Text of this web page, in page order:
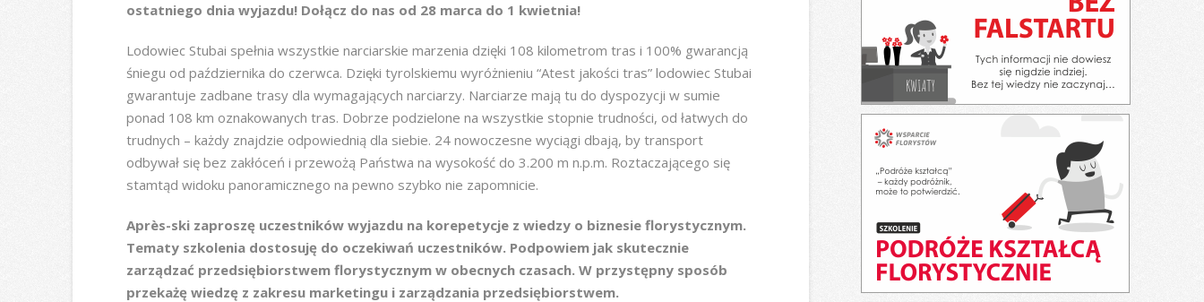
ostatniego dnia wyjazdu! Dołącz do nas od 28 marca do 1 kwietnia!
Lodowiec Stubai spełnia wszystkie narciarskie marzenia dzięki 108 kilometrom tras i 100% gwarancją
śniegu od października do czerwca. Dzięki tyrolskiemu wyróżnieniu “Atest jakości tras” lodowiec Stubai
gwarantuje zadbane trasy dla wymagających narciarzy. Narciarze mają tu do dyspozycji w sumie
ponad 108 km oznakowanych tras. Dobrze podzielone na wszystkie stopnie trudności, od łatwych do
trudnych – każdy znajdzie odpowiednią dla siebie. 24 nowoczesne wyciągi dbają, by transport
odbywał się bez zakłóceń i przewożą Państwa na wysokość do 3.200 m n.p.m. Roztaczającego się
stamtąd widoku panoramicznego na pewno szybko nie zapomnicie.
Après-ski zaproszę uczestników wyjazdu na korepetycje z wiedzy o biznesie florystycznym.
Tematy szkolenia dostosuję do oczekiwań uczestników. Podpowiem jak skutecznie
zarządzać przedsiębiorstwem florystycznym w obecnych czasach. W przystępny sposób
przekażę wiedzę z zakresu marketingu i zarządzania przedsiębiorstwem.